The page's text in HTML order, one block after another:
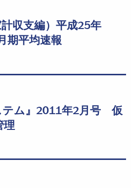
収支編）平成25年
期平均速報
テム』2011年2月号 仮
理